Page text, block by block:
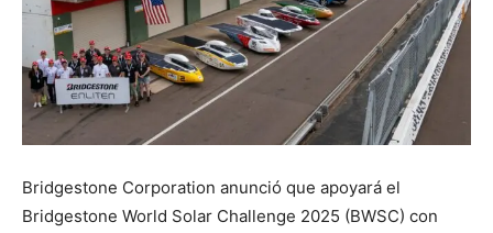
Bridgestone Corporation anunció que apoyará el
Bridgestone World Solar Challenge 2025 (BWSC) con